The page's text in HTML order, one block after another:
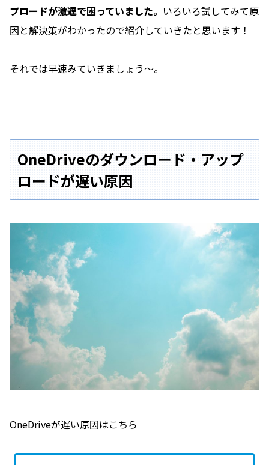
プロードが激遅で困っていました。 いろいろ試してみて原
因と解決策がわかったので紹介していきたと思います！
それでは早速みていきましょう〜。
OneDriveのダウンロード・アップ
ロードが遅い原因
OneDriveが遅い原因はこちら